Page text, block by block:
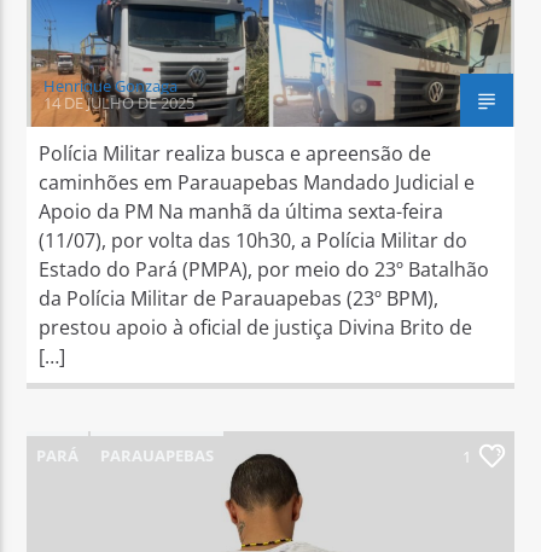
Henrique Gonzaga
14 DE JULHO DE 2025
Polícia Militar realiza busca e apreensão de
caminhões em Parauapebas Mandado Judicial e
Apoio da PM Na manhã da última sexta-feira
(11/07), por volta das 10h30, a Polícia Militar do
Estado do Pará (PMPA), por meio do 23º Batalhão
da Polícia Militar de Parauapebas (23º BPM),
prestou apoio à oficial de justiça Divina Brito de
[…]
PARÁ PARAUAPEBAS 1